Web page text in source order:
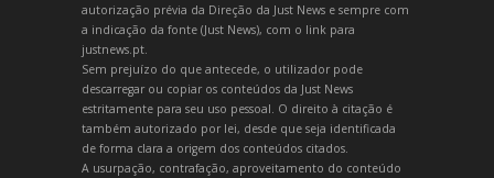
autorização prévia da Direção da Just News e sempre com
a indicação da fonte (Just News), com o link para
justnews.pt.
Sem prejuízo do que antecede, o utilizador pode
descarregar ou copiar os conteúdos da Just News
estritamente para seu uso pessoal. O direito à citação é
também autorizado por lei, desde que seja identificada
de forma clara a origem dos conteúdos citados.
A usurpação, contrafação, aproveitamento do conteúdo